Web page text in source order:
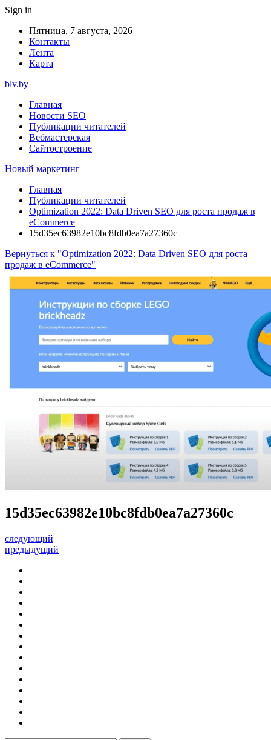
Sign in
Пятница, 7 августа, 2026
Контакты
Лента
Карта
blv.by
Главная
Новости SEO
Публикации читателей
Вебмастерская
Сайтостроение
Новый маркетинг
Главная
Публикации читателей
Optimization 2022: Data Driven SEO для роста продаж в
eCommerce
15d35ec63982e10bc8fdb0ea7a27360c
Вернуться к "Optimization 2022: Data Driven SEO для роста
продаж в eCommerce"
15d35ec63982e10bc8fdb0ea7a27360c
следующий
предыдущий